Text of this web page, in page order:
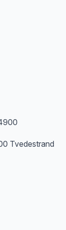
Tvedestrand